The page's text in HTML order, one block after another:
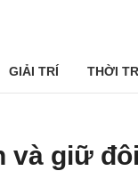
GIẢI TRÍ THỜI
và giữ đôi